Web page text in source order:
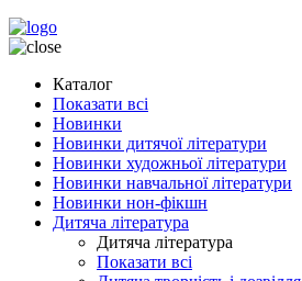
Каталог
Показати всі
Новинки
Новинки дитячої літератури
Новинки художньої літератури
Новинки навчальної літератури
Новинки нон-фікшн
Дитяча література
Дитяча література
Показати всі